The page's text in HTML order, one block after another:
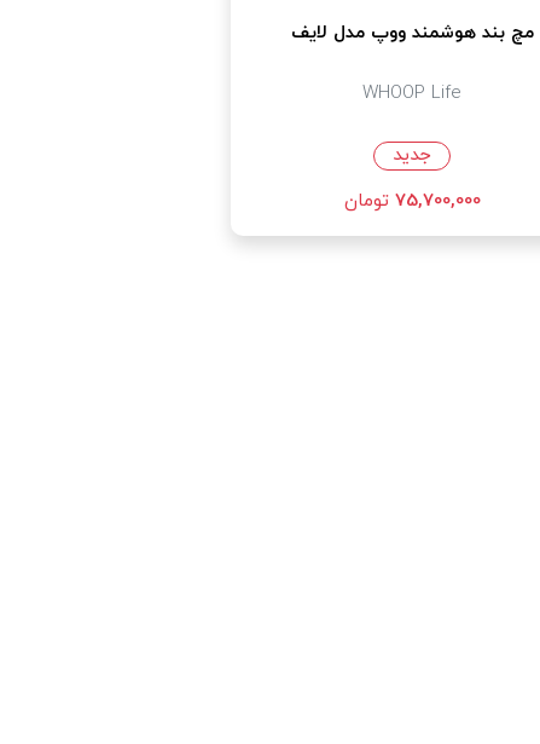
مچ بند هوشمند ووپ مدل لایف
WHOOP Life
جدید
75,700,000 تومان